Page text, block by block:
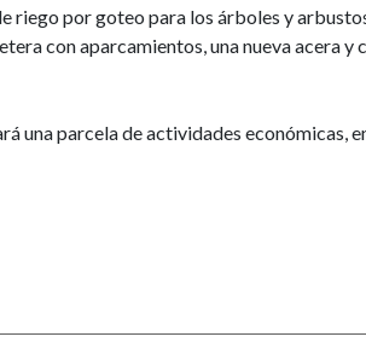
riego por goteo para los árboles y
con aparcamientos, una nueva acera
una parcela de actividades económicas,